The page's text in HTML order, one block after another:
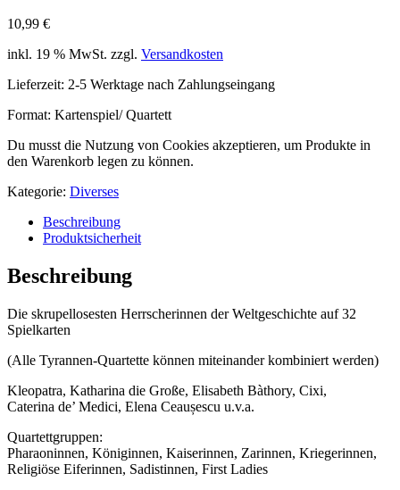
10,99 €
inkl. 19 % MwSt. zzgl. Versandkosten
Lieferzeit: 2-5 Werktage nach Zahlungseingang
Format: Kartenspiel/ Quartett
Du musst die Nutzung von Cookies akzeptieren, um Produkte in
den Warenkorb legen zu können.
Kategorie: Diverses
Beschreibung
Produktsicherheit
Beschreibung
Die skrupellosesten Herrscherinnen der Weltgeschichte auf 32
Spielkarten
(Alle Tyrannen-Quartette können miteinander kombiniert werden)
Kleopatra, Katharina die Große, Elisabeth Bàthory, Cixi,
Caterina de’ Medici, Elena Ceaușescu u.v.a.
Quartettgruppen:
Pharaoninnen, Königinnen, Kaiserinnen, Zarinnen, Kriegerinnen,
Religiöse Eiferinnen, Sadistinnen, First Ladies